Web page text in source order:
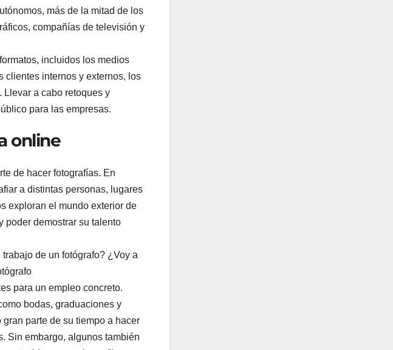
más de la mitad de los
compañías de televisión y
incluidos los medios
clientes internos y externos, los
a cabo retoques y
para las empresas.
online
de hacer fotografías. En
a distintas personas, lugares
exploran el mundo exterior de
poder demostrar su talento
de un fotógrafo? ¿Voy a
para un empleo concreto.
bodas, graduaciones y
parte de su tiempo a hacer
Sin embargo, algunos también